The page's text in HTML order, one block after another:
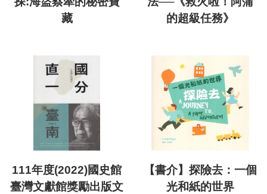
藏
的超級任務》
111年度(2022)國史館
臺灣文獻館獎勵出版文
【書介】探險去：一個
光和紙的世界